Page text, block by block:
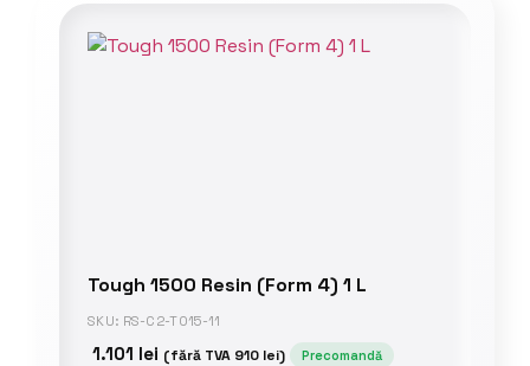
Tough 1500 Resin (Form 4) 1 L
SKU: RS-C2-TO15-11
1.101 lei (fără TVA 910 lei) Precomandă